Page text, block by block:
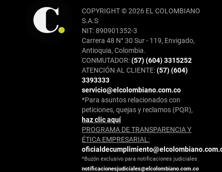
COPYRIGHT © 2026 EL COLOMBIANO
S.A.S
NIT: 890901352-3
Carrera 48 N° 30 Sur - 119, Envigado,
Antioquia, Colombia.
CONMUTADOR:(57) (604) 3315252
ATENCIÓN AL CLIENTE:(57) (604)
3393333
servicio@elcolombiano.com.co
*Para asuntos relacionados con
peticiones, quejas y reclamos (PQR),
haz clic aquí
PROGRAMA DE TRANSPARENCIA Y
ÉTICA EMPRESARIAL:
*Buzón exclusivo para notificaciones judiciales:
notificacionesjudiciales@elcolombiano.com.co